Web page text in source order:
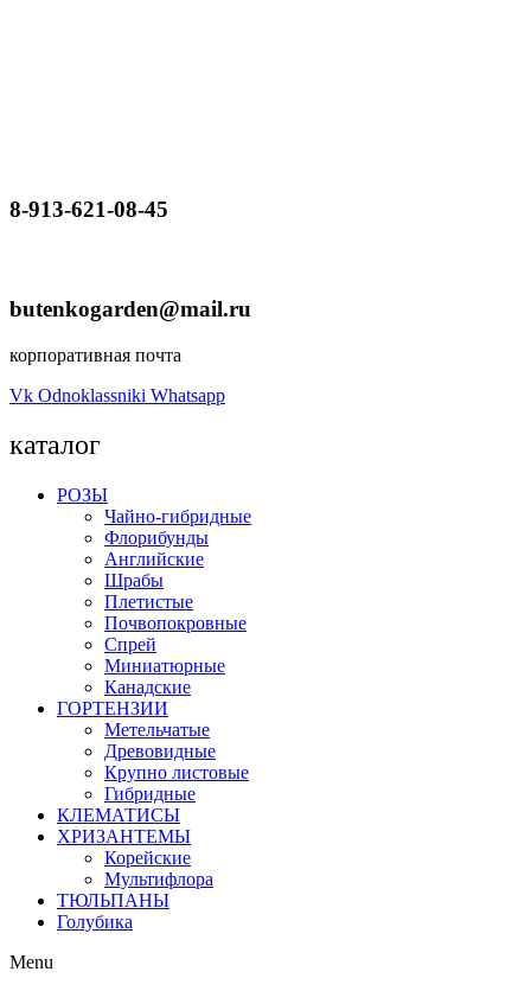
8-913-621-08-45
butenkogarden@mail.ru
корпоративная почта
Vk Odnoklassniki Whatsapp
каталог
РОЗЫ
Чайно-гибридные
Флорибунды
Английские
Шрабы
Плетистые
Почвопокровные
Спрей
Миниатюрные
Канадские
ГОРТЕНЗИИ
Метельчатые
Древовидные
Крупно листовые
Гибридные
КЛЕМАТИСЫ
ХРИЗАНТЕМЫ
Корейские
Мультифлора
ТЮЛЬПАНЫ
Голубика
Menu